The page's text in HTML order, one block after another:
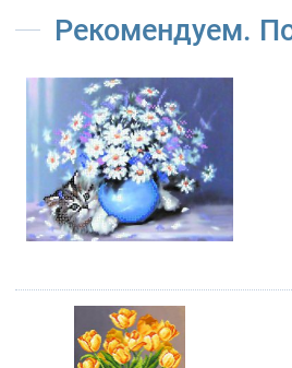
Рекомендуем.